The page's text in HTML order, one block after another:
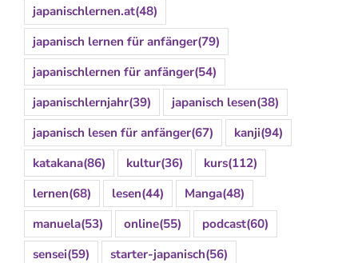
japanischlernen.at(48)
japanisch lernen für anfänger(79)
japanischlernen für anfänger(54)
japanischlernjahr(39) japanisch lesen(38)
japanisch lesen für anfänger(67) kanji(94)
katakana(86) kultur(36) kurs(112)
lernen(68) lesen(44) Manga(48)
manuela(53) online(55) podcast(60)
sensei(59) starter-japanisch(56)